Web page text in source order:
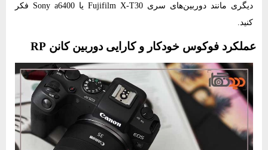
دیگری مانند دوربین‌های سری Fujifilm X-T30 یا Sony a6400 فکر
کنید.
عملکرد فوکوس خودکار و کارایی دوربین کانن RP